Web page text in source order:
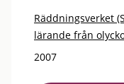
Räddningsverket
lärande från
2007